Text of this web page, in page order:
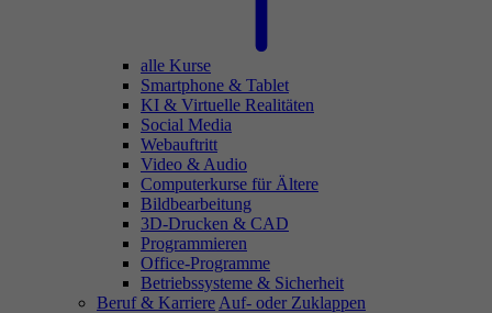
alle Kurse
Smartphone & Tablet
KI & Virtuelle Realitäten
Social Media
Webauftritt
Video & Audio
Computerkurse für Ältere
Bildbearbeitung
3D-Drucken & CAD
Programmieren
Office-Programme
Betriebssysteme & Sicherheit
Beruf & Karriere Auf- oder Zuklappen